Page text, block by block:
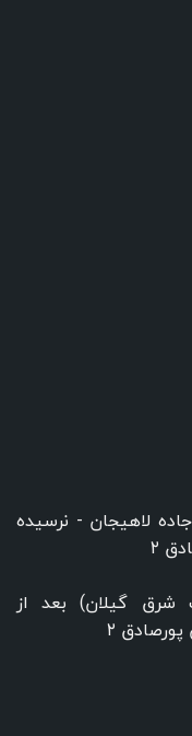
رشت به لاهیجان - کیلومتر ۷ جاده لاهیجان - نرسیده
۲
شرق گیلان) بعد از